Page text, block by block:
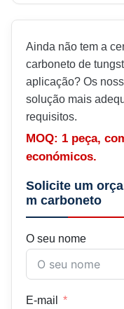
Ainda não tem a
carboneto de
aplicação? Os
solução mais
requisitos.
MOQ: 1 peça,
económicos.
Solicite um
m carboneto
O seu nome
E-mail